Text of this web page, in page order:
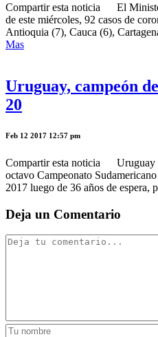
Compartir esta noticia El
de este miércoles, 92 casos de
Antioquia (7), Cauca (6),
Mas
Uruguay, campeón
20
Feb 12 2017 12:57 pm
Compartir esta noticia Uruguay
octavo Campeonato
2017 luego de 36 años de espera,
Deja un Comentario